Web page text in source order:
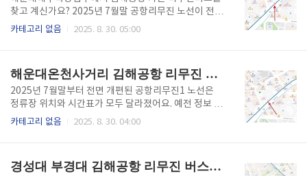
까지 환승 없는 직행 리무진이 운행되어 거주민과 출장
객 모두에게 인기입니다. 정류장 위치: 남천역 3번 출구
에서 1분 거리정차 방식: 손들기 요청 필수공항까지 예
찾고 계신가요? 2025년 7월말 공항리무진 노선이 전면
개편되면서 정류장 위치와 시간표 모두 바뀌었습니다.
니다. 지금 바로 확인해보세요. ⬇️ 바로 아래를 통해 김해
공항버스 해운대 해수욕장 입구 실시간 도착예정 시간
을 쉽고 빠르게 확인하세요 ⬇️ 김해공항버스 시간표 확
인하기👆 해운대해수욕장입구 정류장 위치 해운대해수
욕장입구 정류장은 해운대해변로와 중동역 방향 교차
우 편..
카테고리 없음 2025. 8. 30. 05:00
해운대온천사거리 김해공항 리무진 시간표 (2025 최신)
2025년 7월말부터 전면 개편된 공항리무진1 노선은
정류장 위치와 시간표가 모두 달라졌어요. 예전 정보 그
대로 믿었다간 낭패 볼 수도 있습니다. 해운대온천사거
을 쉽고 빠르게 확인하세요 ⬇️ 김해공항버스 시간표 확
카테고리 없음 2025. 8. 30. 04:00
경성대 부경대 김해공항 리무진 버스 시간표(2025 최신)